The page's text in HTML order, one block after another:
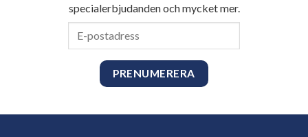
specialerbjudanden och mycket mer.